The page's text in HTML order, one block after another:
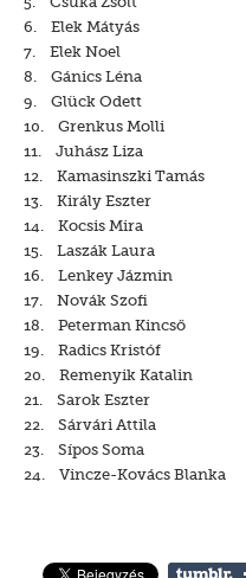
6. Elek Mátyás
7. Elek Noel
8. Gánics Léna
9. Glück Odett
10. Grenkus Molli
11. Juhász Liza
12. Kamasinszki Tamás
13. Király Eszter
14. Kocsis Mira
15. Laszák Laura
16. Lenkey Jázmin
17. Novák Szofi
18. Peterman Kincső
19. Radics Kristóf
20. Remenyik Katalin
21. Sarok Eszter
22. Sárvári Attila
23. Sípos Soma
24. Vincze-Kovács Blanka